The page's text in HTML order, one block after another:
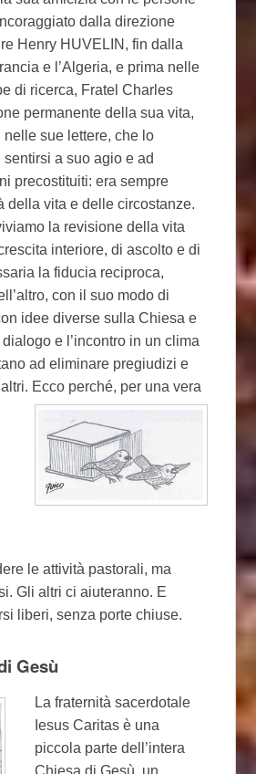
dalla direzione
Henry HUVELIN, fin dalla
e l’Algeria, e prima nelle
di ricerca, Fratel Charles
permanente della sua vita,
nelle sue lettere, che lo
a suo agio e ad
precostituiti: era sempre
della vita e delle circostanze.
la revisione della vita
interiore, di ascolto e di
la fiducia reciproca,
con il suo modo di
idee diverse sulla Chiesa e
e l’incontro in un clima
ad eliminare pregiudizi e
Ecco perché, per una vera
le attività pastorali, ma
Gli altri ci aiuteranno. E
liberi, senza porte chiuse.
Gesù
La fraternità sacerdotale
Iesus Caritas è una
piccola parte dell’intera